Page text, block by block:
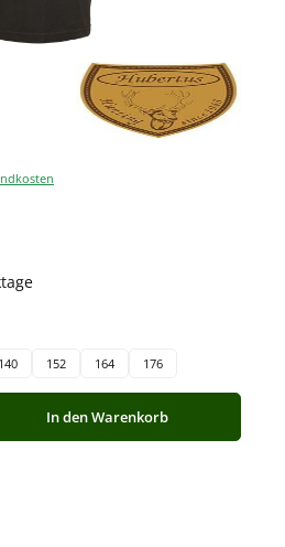
140 152 164 176
Wert ein oder benutze die
In den Warenkorb